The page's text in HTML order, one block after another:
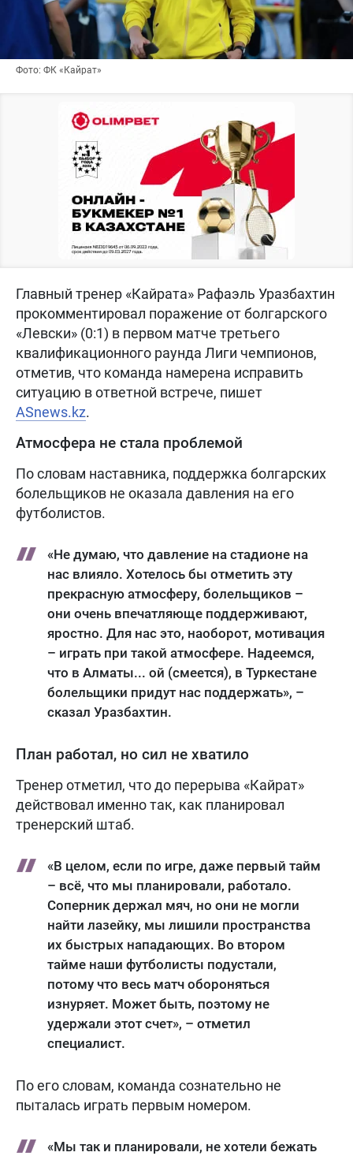
Фото: ФК «Кайрат»
Главный тренер «Кайрата» Рафаэль Уразбахтин
прокомментировал поражение от болгарского
«Левски» (0:1) в первом матче третьего
квалификационного раунда Лиги чемпионов,
отметив, что команда намерена исправить
ситуацию в ответной встрече, пишет
ASnews.kz.
Атмосфера не стала проблемой
По словам наставника, поддержка болгарских
болельщиков не оказала давления на его
футболистов.
«Не думаю, что давление на стадионе на
нас влияло. Хотелось бы отметить эту
прекрасную атмосферу, болельщиков –
они очень впечатляюще поддерживают,
яростно. Для нас это, наоборот, мотивация
– играть при такой атмосфере. Надеемся,
что в Алматы... ой (смеется), в Туркестане
болельщики придут нас поддержать», –
сказал Уразбахтин.
План работал, но сил не хватило
Тренер отметил, что до перерыва «Кайрат»
действовал именно так, как планировал
тренерский штаб.
«В целом, если по игре, даже первый тайм
– всё, что мы планировали, работало.
Соперник держал мяч, но они не могли
найти лазейку, мы лишили пространства
их быстрых нападающих. Во втором
тайме наши футболисты подустали,
потому что весь матч обороняться
изнуряет. Может быть, поэтому не
удержали этот счет», – отметил
специалист.
По его словам, команда сознательно не
пыталась играть первым номером.
«Мы так и планировали, не хотели бежать